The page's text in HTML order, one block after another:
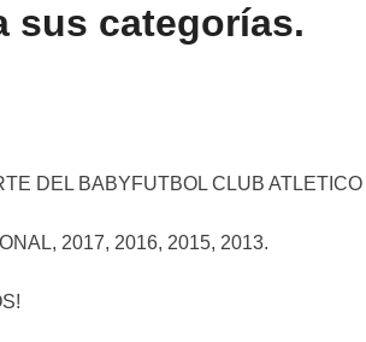
sus categorías.
DEL BABYFUTBOL CLUB
2017, 2016, 2015, 2013.